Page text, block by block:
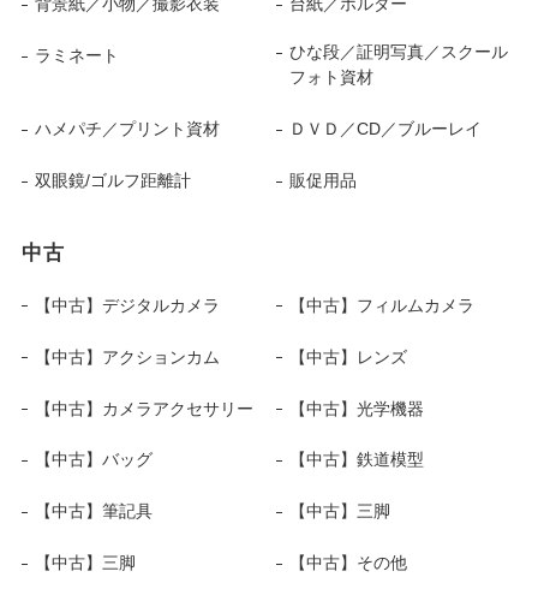
背景紙／小物／撮影衣装 台紙／ホルダー
ラミネート
ひな段／証明写真／スクール
フォト資材
ハメパチ／プリント資材 ＤＶＤ／CD／ブルーレイ
双眼鏡/ゴルフ距離計 販促用品
中古
【中古】デジタルカメラ 【中古】フィルムカメラ
【中古】アクションカム 【中古】レンズ
【中古】カメラアクセサリー 【中古】光学機器
【中古】バッグ 【中古】鉄道模型
【中古】筆記具 【中古】三脚
【中古】三脚 【中古】その他